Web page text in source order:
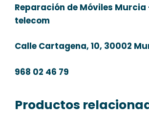
Reparación de Móviles Murcia
telecom
Calle Cartagena, 10, 30002
968 02 46 79
Productos